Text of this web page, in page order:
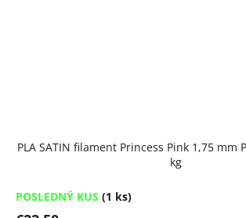
PLA SATIN filament Princess Pink 1,75 mm
kg
POSLEDNÝ KUS (1 ks)